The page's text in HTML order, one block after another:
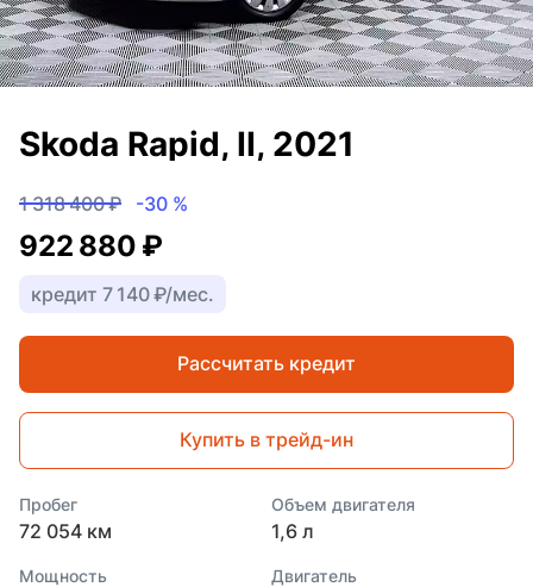
Skoda Rapid, II, 2021
1 318 400 ₽ -30 %
922 880 ₽
кредит 7 140 ₽/мес.
Рассчитать кредит
Купить в трейд-ин
Пробег
72 054 км
Объем двигателя
1,6 л
Мощность Двигатель